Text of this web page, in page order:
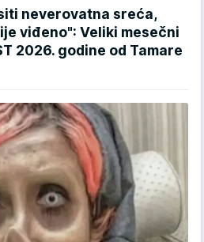
neverovatna sreća,
viđeno": Veliki mesečni
2026. godine od Tamare